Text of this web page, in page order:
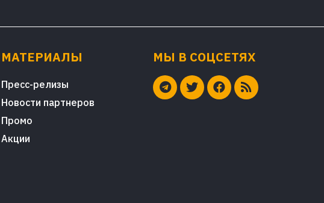
МАТЕРИАЛЫ
Пресс-релизы
Новости партнеров
Промо
Акции
МЫ В СОЦСЕТЯХ